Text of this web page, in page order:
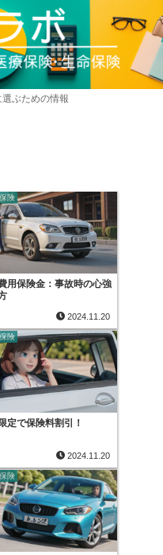
ぶための情報
険
用保険金：事故時の心強
2024.11.20
険
定で保険料割引！
2024.11.20
険